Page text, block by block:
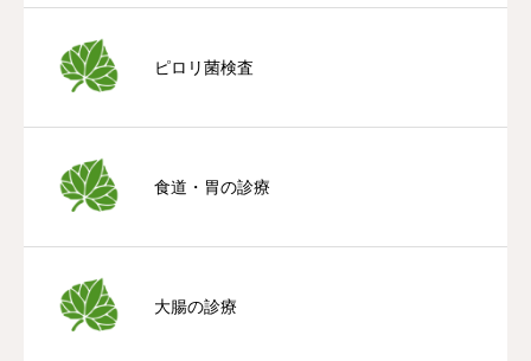
ピロリ菌検査
食道・胃の診療
大腸の診療